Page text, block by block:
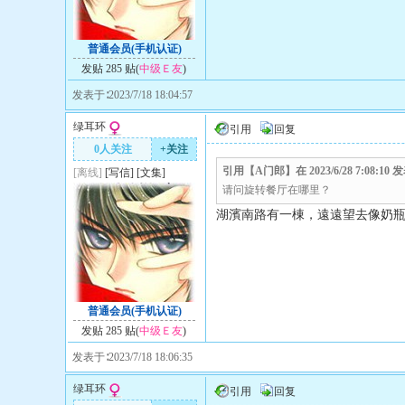
普通会员(手机认证)
发贴 285 贴(中级Ｅ友)
发表于∶2023/7/18 18:04:57
绿耳环
0人关注
+关注
[离线] [写信] [文集]
普通会员(手机认证)
发贴 285 贴(中级Ｅ友)
引用 回复
引用【A门郎】在 2023/6/28 7:08:10
请问旋转餐厅在哪里？
湖濱南路有一棟，遠遠望去像奶
发表于∶2023/7/18 18:06:35
绿耳环
引用 回复